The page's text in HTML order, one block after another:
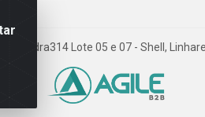
- Quadra314 Lote 05 e 07 - Shell,